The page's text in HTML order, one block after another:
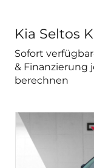
Kia Seltos
Sofort
& Finanzierung
berechnen